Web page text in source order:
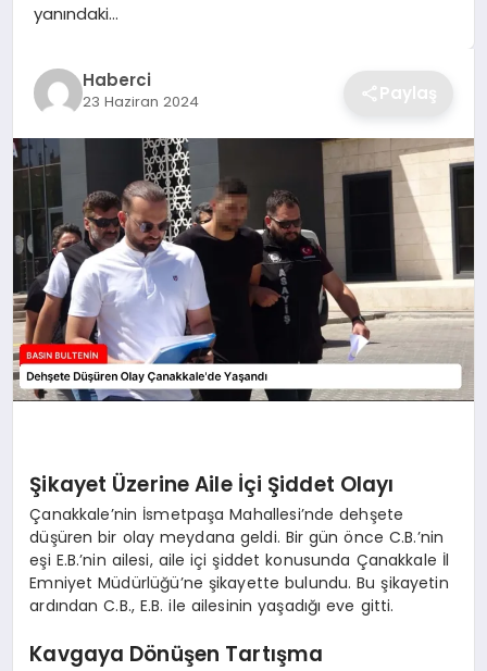
GÜNDEM
yanındaki…
Haberci
23 Haziran 2024 Paylaş
Şikayet Üzerine Aile İçi Şiddet Olayı
Çanakkale’nin İsmetpaşa Mahallesi’nde dehşete
düşüren bir olay meydana geldi. Bir gün önce C.B.’nin
eşi E.B.’nin ailesi, aile içi şiddet konusunda Çanakkale İl
Emniyet Müdürlüğü’ne şikayette bulundu. Bu şikayetin
ardından C.B., E.B. ile ailesinin yaşadığı eve gitti.
Kavgaya Dönüşen Tartışma